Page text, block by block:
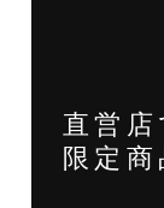
直営
限定商